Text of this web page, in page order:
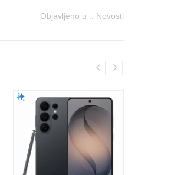
Objavljeno u :: Novosti